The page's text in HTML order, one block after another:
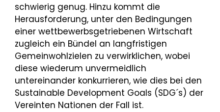
schwierig genug. Hinzu kommt die
Herausforderung, unter den Bedingungen
einer wettbewerbsgetriebenen Wirtschaft
zugleich ein Bündel an langfristigen
Gemeinwohlzielen zu verwirklichen, wobei
diese wiederum unvermeidlich
untereinander konkurrieren, wie dies bei den
Sustainable Development Goals (SDG´s) der
Vereinten Nationen der Fall ist.